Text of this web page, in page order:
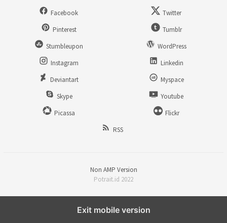
Facebook
Twitter
Pinterest
Tumblr
Stumbleupon
WordPress
Instagram
Linkedin
Deviantart
Myspace
Skype
Youtube
Picassa
Flickr
RSS
Non AMP Version
Potrait.id 2022
Exit mobile version